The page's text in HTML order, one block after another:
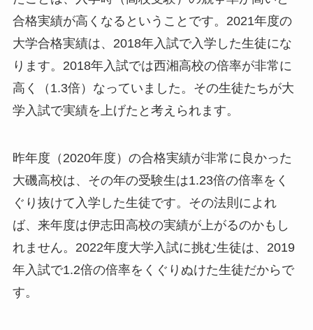
合格実績が高くなるということです。2021年度の
大学合格実績は、2018年入試で入学した生徒にな
ります。2018年入試では西湘高校の倍率が非常に
高く（1.3倍）なっていました。その生徒たちが大
学入試で実績を上げたと考えられます。
昨年度（2020年度）の合格実績が非常に良かった
大磯高校は、その年の受験生は1.23倍の倍率をく
ぐり抜けて入学した生徒です。その法則によれ
ば、来年度は伊志田高校の実績が上がるのかもし
れません。2022年度大学入試に挑む生徒は、2019
年入試で1.2倍の倍率をくぐりぬけた生徒だからで
す。